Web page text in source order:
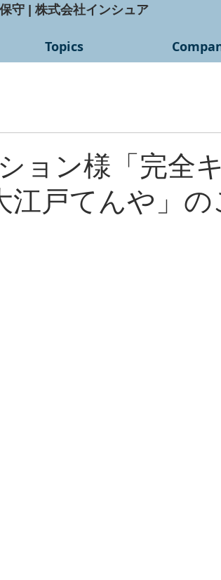
守 | 株式会社インシュア
Topics
ョン様「完全
江戸てんや」の